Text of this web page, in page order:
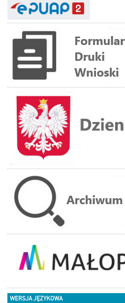
WERSJA JĘZYKOWA